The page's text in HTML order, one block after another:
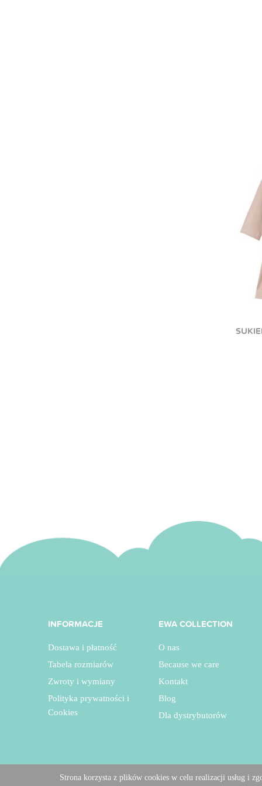
Strona korzysta z plików cookies w celu realizacji usług i
INFORMACJE
Dostawa i płatność
Tabela rozmiarów
Zwroty i wymiany
Polityka prywatności i
Cookies
EWA COLLECTION
O nas
Because we care
Kontakt
Blog
Dla dystrybutorów